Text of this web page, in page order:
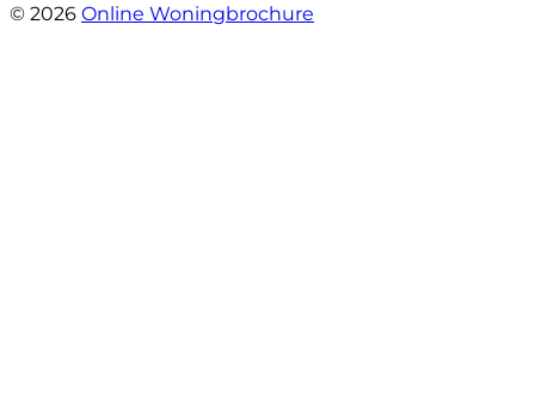
© 2026 Online Woningbrochure